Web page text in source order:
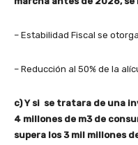
– Estabilidad Fiscal se
– Reducción al 50% de la
c) Y si se tratara de una
4 millones de m3 de
supera los 3 mil millones